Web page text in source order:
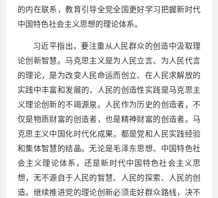
的内在联系，教育引导全党全国更好学习把握新时代
中国特色社会主义思想的理论体系。
习近平指出，要注重从人民群众的创造中汲取理
论创新智慧。马克思主义是为人民立言、为人民代言
的理论，是为改变人民命运而创立、在人民求解放的
实践中丰富和发展的，人民的创造性实践是马克思主
义理论创新的不竭源泉。人民作为历史的创造者，不
仅是物质财富的创造者，也是精神财富的创造者。马
克思主义中国化时代化成果，都是党和人民实践经验
和集体智慧的结晶。无论是毛泽东思想、中国特色社
会主义理论体系，还是新时代中国特色社会主义思
想，无不源自于人民的智慧、人民的探索、人民的创
造。继续推进党的理论创新必须走好群众路线，决不